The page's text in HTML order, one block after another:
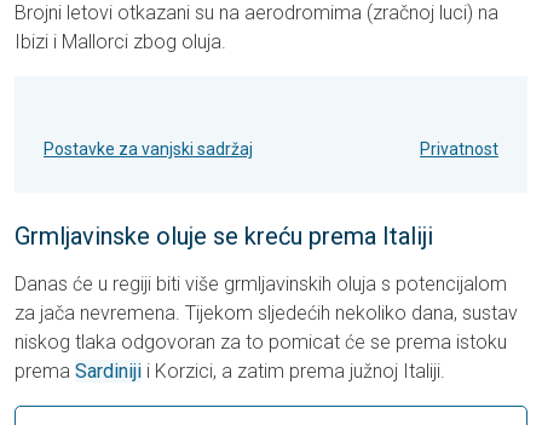
Brojni letovi otkazani su na aerodromima (zračnoj luci) na
Ibizi i Mallorci zbog oluja.
Postavke za vanjski sadržaj Privatnost
Grmljavinske oluje se kreću prema Italiji
Danas će u regiji biti više grmljavinskih oluja s potencijalom
za jača nevremena. Tijekom sljedećih nekoliko dana, sustav
niskog tlaka odgovoran za to pomicat će se prema istoku
prema Sardiniji i Korzici, a zatim prema južnoj Italiji.